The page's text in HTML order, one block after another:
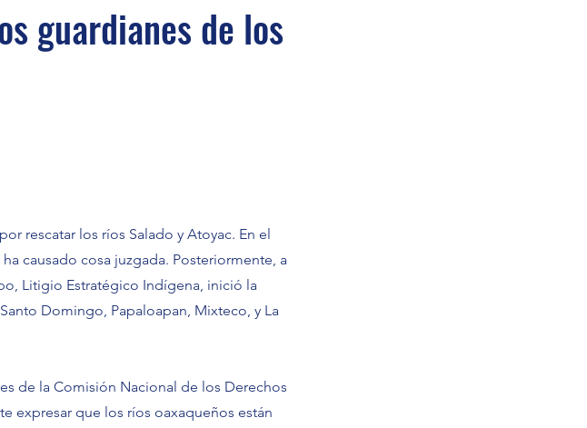
guardianes de los
rescatar los ríos Salado y Atoyac. En el
causado cosa juzgada. Posteriormente, a
Litigio Estratégico Indígena, inició la
Domingo, Papaloapan, Mixteco, y La
de la Comisión Nacional de los Derechos
expresar que los ríos oaxaqueños están